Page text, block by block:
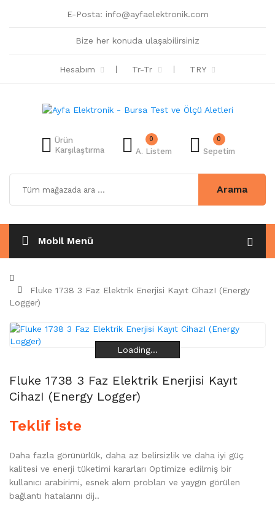
E-Posta: info@ayfaelektronik.com
Bize her konuda ulaşabilirsiniz
Hesabım Tr-Tr TRY
Ürün
Karşılaştırma
A. Listem
0 0
Sepetim
Arama
Mobil Menü
Fluke 1738 3 Faz Elektrik Enerjisi Kayıt CihazI (Energy
Logger)
Loading...
Loading...
Loading...
Loading...
Fluke 1738 3 Faz Elektrik Enerjisi Kayıt
CihazI (Energy Logger)
Teklif İste
Daha fazla görünürlük, daha az belirsizlik ve daha iyi güç
kalitesi ve enerji tüketimi kararları Optimize edilmiş bir
kullanıcı arabirimi, esnek akım probları ve yaygın görülen
bağlantı hatalarını dij..